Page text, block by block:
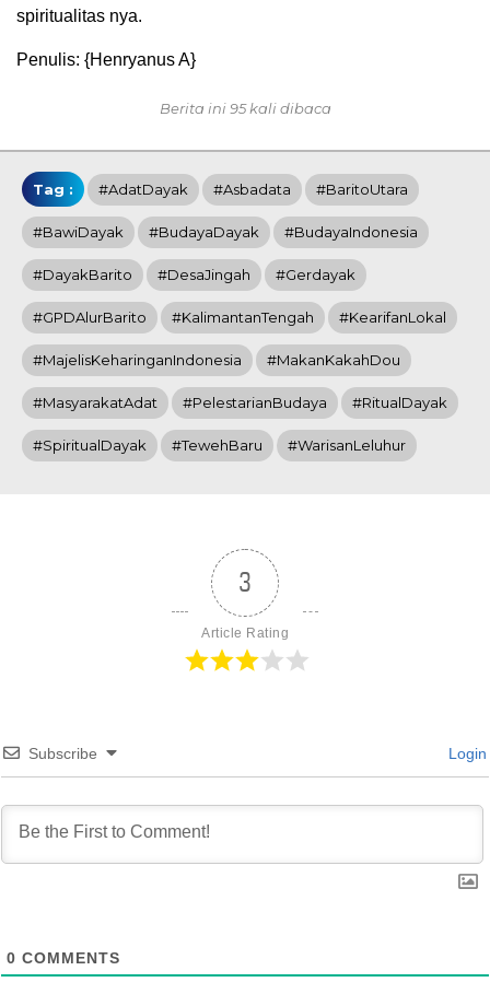
spiritualitas nya.
Penulis: {Henryanus A}
Berita ini 95 kali dibaca
Tag : #AdatDayak #Asbadata #BaritoUtara
#BawiDayak #BudayaDayak #BudayaIndonesia
#DayakBarito #DesaJingah #Gerdayak
#GPDAlurBarito #KalimantanTengah #KearifanLokal
#MajelisKeharinganIndonesia #MakanKakahDou
#MasyarakatAdat #PelestarianBudaya #RitualDayak
#SpiritualDayak #TewehBaru #WarisanLeluhur
3
Article Rating
Subscribe Login
0 COMMENTS